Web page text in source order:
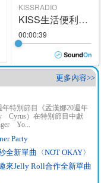
更多內容>>
特別節目《孟漢娜20週年
Cyrus）在特別節目中獻
Yo...
Party
全新單曲〈NOT OKAY〉
來Jelly Roll合作全新單曲